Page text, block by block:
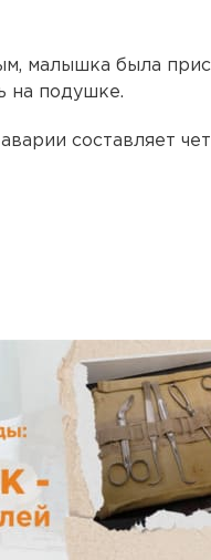
малышка была
на подушке.
составляет